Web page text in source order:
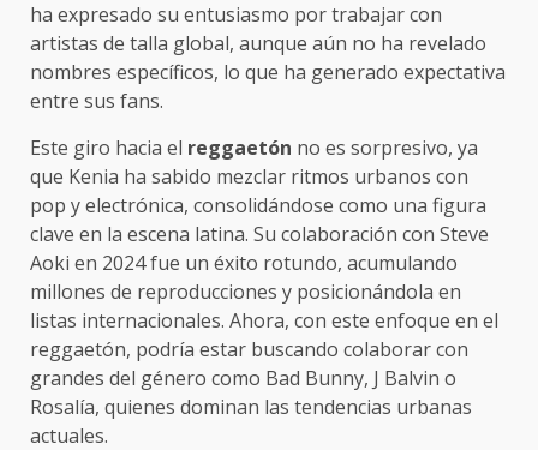
ha expresado su entusiasmo por trabajar con
artistas de talla global, aunque aún no ha revelado
nombres específicos, lo que ha generado expectativa
entre sus fans.
Este giro hacia el reggaetón no es sorpresivo, ya
que Kenia ha sabido mezclar ritmos urbanos con
pop y electrónica, consolidándose como una figura
clave en la escena latina. Su colaboración con Steve
Aoki en 2024 fue un éxito rotundo, acumulando
millones de reproducciones y posicionándola en
listas internacionales. Ahora, con este enfoque en el
reggaetón, podría estar buscando colaborar con
grandes del género como Bad Bunny, J Balvin o
Rosalía, quienes dominan las tendencias urbanas
actuales.